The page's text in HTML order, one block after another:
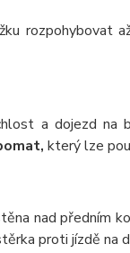
rozpohybovat
a dojezd
který lze
nad předním
proti jízdě na